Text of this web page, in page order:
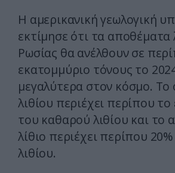
Η αμερικανική γεωλογική
εκτίμησε ότι τα αποθέματα
Ρωσίας θα ανέλθουν σε
εκατομμύριο τόνους το
μεγαλύτερα στον κόσμο. Το
λιθίου περιέχει περίπου το
του καθαρού λιθίου και το
λίθιο περιέχει περίπου
λιθίου.